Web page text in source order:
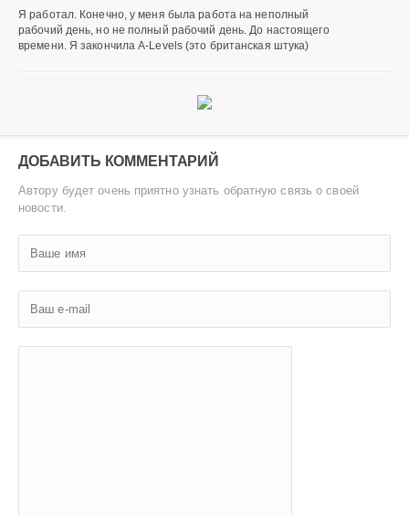
Я работал. Конечно, у меня была работа на неполный
рабочий день, но не полный рабочий день. До настоящего
времени. Я закончила A-Levels (это британская штука)
ДОБАВИТЬ КОММЕНТАРИЙ
Автору будет очень приятно узнать обратную связь о своей
новости.